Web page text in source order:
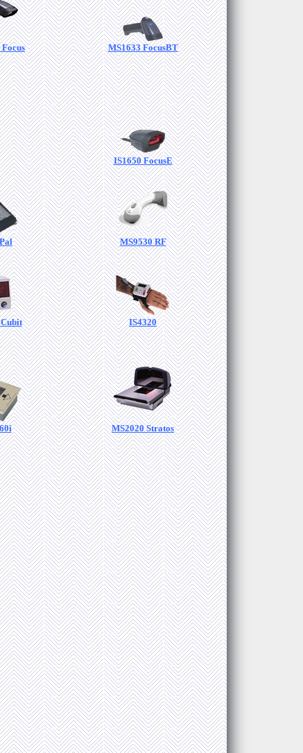
MS1633 FocusBT
IS1650 FocusE
MS9530 RF
IS4320
MS2020 Stratos